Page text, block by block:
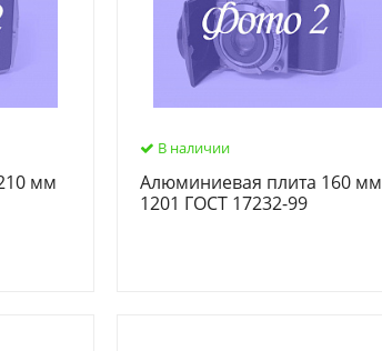
мм
В наличии
Алюминиевая плита 160 мм
1201 ГОСТ 17232-99